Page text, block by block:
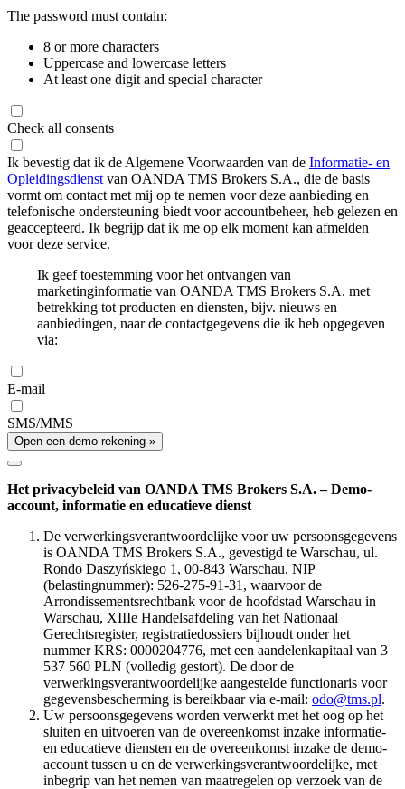
The password must contain:
8 or more characters
Uppercase and lowercase letters
At least one digit and special character
Check all consents
Ik bevestig dat ik de Algemene Voorwaarden van de Informatie- en
Opleidingsdienst van OANDA TMS Brokers S.A., die de basis
vormt om contact met mij op te nemen voor deze aanbieding en
telefonische ondersteuning biedt voor accountbeheer, heb gelezen en
geaccepteerd. Ik begrijp dat ik me op elk moment kan afmelden
voor deze service.
Ik geef toestemming voor het ontvangen van
marketinginformatie van OANDA TMS Brokers S.A. met
betrekking tot producten en diensten, bijv. nieuws en
aanbiedingen, naar de contactgegevens die ik heb opgegeven
via:
E-mail
SMS/MMS
Open een demo-rekening »
Het privacybeleid van OANDA TMS Brokers S.A. – Demo-
account, informatie en educatieve dienst
De verwerkingsverantwoordelijke voor uw persoonsgegevens
is OANDA TMS Brokers S.A., gevestigd te Warschau, ul.
Rondo Daszyńskiego 1, 00-843 Warschau, NIP
(belastingnummer): 526-275-91-31, waarvoor de
Arrondissementsrechtbank voor de hoofdstad Warschau in
Warschau, XIIIe Handelsafdeling van het Nationaal
Gerechtsregister, registratiedossiers bijhoudt onder het
nummer KRS: 0000204776, met een aandelenkapitaal van 3
537 560 PLN (volledig gestort). De door de
verwerkingsverantwoordelijke aangestelde functionaris voor
gegevensbescherming is bereikbaar via e-mail: odo@tms.pl.
Uw persoonsgegevens worden verwerkt met het oog op het
sluiten en uitvoeren van de overeenkomst inzake informatie-
en educatieve diensten en de overeenkomst inzake de demo-
account tussen u en de verwerkingsverantwoordelijke, met
inbegrip van het nemen van maatregelen op verzoek van de